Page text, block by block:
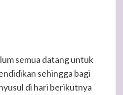
semua datang untuk
sehingga bagi
di hari berikutnya